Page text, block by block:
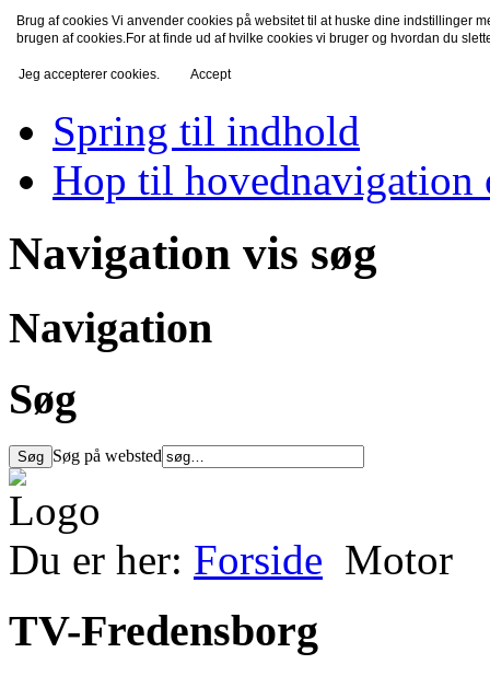
TV-Fredensborg
Spring til indhold
Hop til hovednavigation
Navigation vis søg
Navigation
Søg
Søg på websted
Du er her: Forside Motor
TV-Fredensborg
Brug af cookies Vi anvender cookies på websitet til at huske dine indstillinger
brugen af cookies.For at finde ud af hvilke cookies vi bruger og hvordan du
Jeg accepterer cookies. Accept